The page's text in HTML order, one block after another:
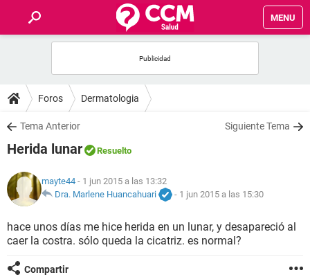
MENU
FOROS
SALUD
NUTRICIÓN
BIENESTAR
SEXUALIDAD
Foros Dermatologia
Tema Anterior Siguiente Tema
Herida lunar Resuelto
mayte44 - 1 jun 2015 a las 13:32
Dra. Marlene Huancahuari
- 1 jun 2015 a las 15:30
hace unos días me hice herida en un lunar, y desapareció al
caer la costra. sólo queda la cicatriz. es normal?
Compartir